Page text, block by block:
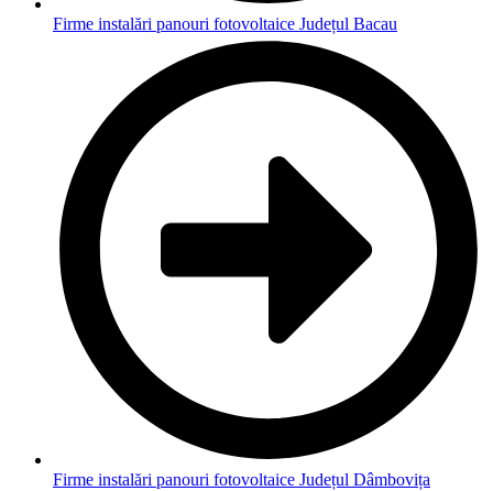
Firme instalări panouri fotovoltaice Județul Bacau
Firme instalări panouri fotovoltaice Județul Dâmbovița